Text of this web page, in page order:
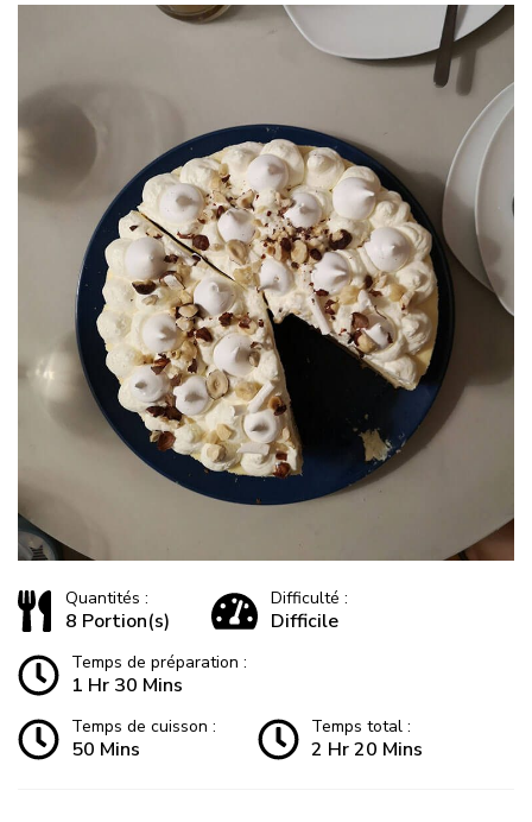
Quantités :
8 Portion(s)
Difficulté :
Difficile
Temps de préparation :
1 Hr 30 Mins
Temps de cuisson :
50 Mins
Temps total :
2 Hr 20 Mins